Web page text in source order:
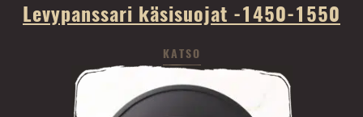
Levypanssari käsisuojat -1450-1550
KATSO